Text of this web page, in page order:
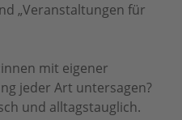
„Veranstaltungen für
mit eigener
jeder Art untersagen?
und alltagstauglich.